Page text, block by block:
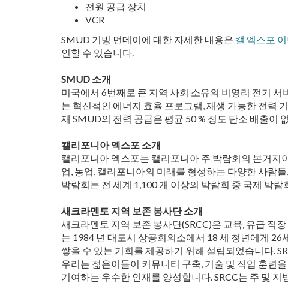
전원 공급 장치
VCR
SMUD 기빙 먼데이에 대한 자세한 내용은 캘 엑스포
인할 수 있습니다.
SMUD 소개
미국에서 6번째로 큰 지역 사회 소유의 비영리 전기
는 혁신적인 에너지 효율 프로그램, 재생 가능한 전력
재 SMUD의 전력 공급은 평균 50 % 정도 탄소 배출이
캘리포니아 엑스포 소개
캘리포니아 엑스포는 캘리포니아 주 박람회의 본거지
업, 농업, 캘리포니아의 미래를 형성하는 다양한 사람
박람회는 전 세계 1,100 개 이상의 박람회 중 국제 박
새크라멘토 지역 보존 봉사단 소개
새크라멘토 지역 보존 봉사단(SRCC)은 교육, 유급 직
는 1984 년 대도시 상공회의소에서 18 세 청년에게
쌓을 수 있는 기회를 제공하기 위해 설립되었습니다.
우리는 젊은이들이 커뮤니티 구축, 기술 및 직업 훈련
기여하는 우수한 인재를 양성합니다. SRCC는 주 및